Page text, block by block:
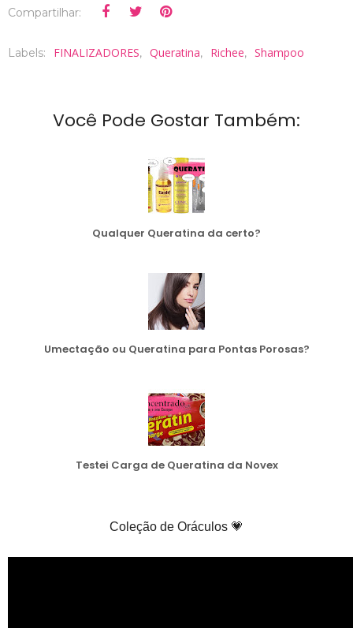
Compartilhar:
Labels: FINALIZADORES, Queratina, Richee, Shampoo
Você Pode Gostar Também:
Qualquer Queratina da certo?
Umectação ou Queratina para Pontas Porosas?
Testei Carga de Queratina da Novex
Coleção de Oráculos 💗